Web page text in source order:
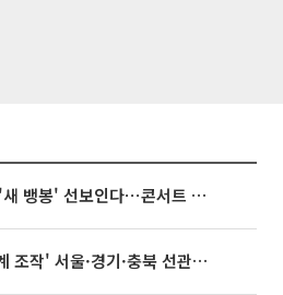
빅뱅, 20주년 기념 '새 뱅봉' 선보인다⋯콘서트 앞두고 팝업 개최
울·경기·충북 선관위 등 추가 압수수색